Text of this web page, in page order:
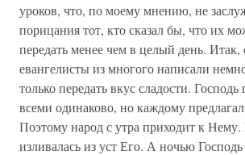
уроков, что, по моему мнению, не
порицания тот, кто сказал бы, что их
передать менее чем в целый день. Итак,
евангелисты из многого написали
только передать вкус сладости.
всеми одинаково, но каждому
Поэтому народ с утра приходит к Нему.
изливалась из уст Его. А ночью Господь